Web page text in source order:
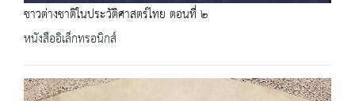
ชาวต่างชาติในประวัติศาสตร์ไทย ตอนที่่ ๒
หนังสืออิเล็กทรอนิกส์